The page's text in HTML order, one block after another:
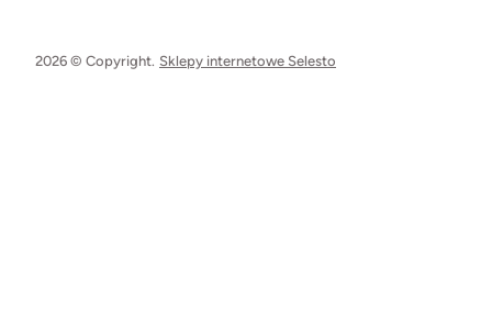
2026 © Copyright. Sklepy internetowe Selesto